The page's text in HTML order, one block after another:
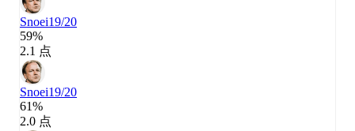
Snoei19/20
59%
2.1 点
Snoei19/20
61%
2.0 点